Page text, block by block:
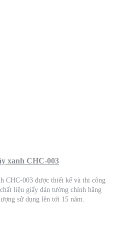
xanh CHC-003
CHC-003 được thiết kế và thi công
liệu giấy dán tường chính hãng
sử dụng lên tới 15 năm.